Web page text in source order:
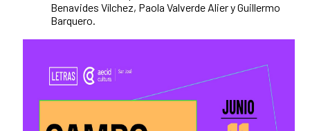
Benavides Vílchez, Paola Valverde Alier y Guillermo
Barquero.